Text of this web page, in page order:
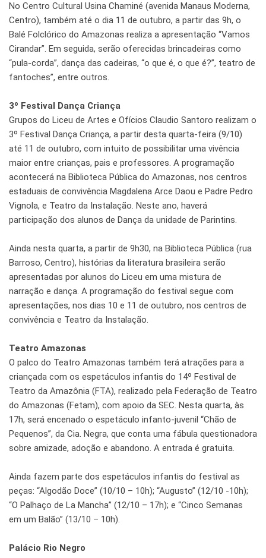
No Centro Cultural Usina Chaminé (avenida Manaus Moderna,
Centro), também até o dia 11 de outubro, a partir das 9h, o
Balé Folclórico do Amazonas realiza a apresentação “Vamos
Cirandar”. Em seguida, serão oferecidas brincadeiras como
“pula-corda”, dança das cadeiras, “o que é, o que é?”, teatro de
fantoches”, entre outros.
3º Festival Dança Criança
Grupos do Liceu de Artes e Ofícios Claudio Santoro realizam o
3º Festival Dança Criança, a partir desta quarta-feira (9/10)
até 11 de outubro, com intuito de possibilitar uma vivência
maior entre crianças, pais e professores. A programação
acontecerá na Biblioteca Pública do Amazonas, nos centros
estaduais de convivência Magdalena Arce Daou e Padre Pedro
Vignola, e Teatro da Instalação. Neste ano, haverá
participação dos alunos de Dança da unidade de Parintins.
Ainda nesta quarta, a partir de 9h30, na Biblioteca Pública (rua
Barroso, Centro), histórias da literatura brasileira serão
apresentadas por alunos do Liceu em uma mistura de
narração e dança. A programação do festival segue com
apresentações, nos dias 10 e 11 de outubro, nos centros de
convivência e Teatro da Instalação.
Teatro Amazonas
O palco do Teatro Amazonas também terá atrações para a
criançada com os espetáculos infantis do 14º Festival de
Teatro da Amazônia (FTA), realizado pela Federação de Teatro
do Amazonas (Fetam), com apoio da SEC. Nesta quarta, às
17h, será encenado o espetáculo infanto-juvenil “Chão de
Pequenos”, da Cia. Negra, que conta uma fábula questionadora
sobre amizade, adoção e abandono. A entrada é gratuita.
Ainda fazem parte dos espetáculos infantis do festival as
peças: “Algodão Doce” (10/10 – 10h); “Augusto” (12/10 -10h);
“O Palhaço de La Mancha” (12/10 – 17h); e “Cinco Semanas
em um Balão” (13/10 – 10h).
Palácio Rio Negro